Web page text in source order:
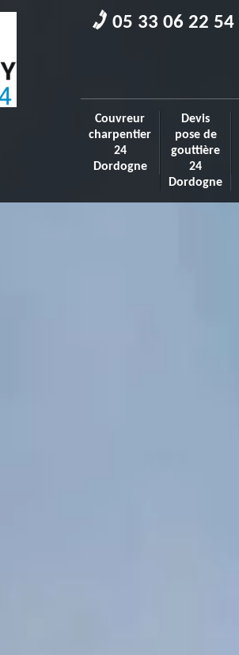
05 33 06 22 54
Couvreur
charpentier
24
Dordogne
Devis
pose de
gouttière
24
Dordogne